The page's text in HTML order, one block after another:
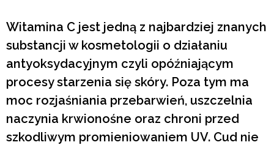
Witamina C jest jedną z najbardziej znanych
substancji w kosmetologii o działaniu
antyoksydacyjnym czyli opóźniającym
procesy starzenia się skóry. Poza tym ma
moc rozjaśniania przebarwień, uszczelnia
naczynia krwionośne oraz chroni przed
szkodliwym promieniowaniem UV. Cud nie